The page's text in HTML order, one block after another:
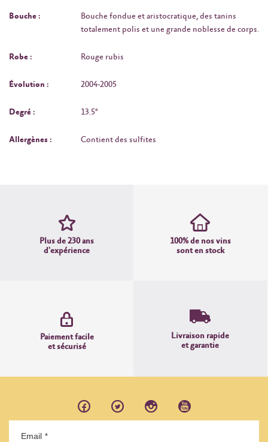
Bouche :
Bouche fondue et aristocratique, des tanins
totalement polis et une grande noblesse de corps.
Robe : Rouge rubis
Évolution : 2004-2005
Degré : 13.5°
Allergènes : Contient des sulfites
Plus de 230 ans
d'expérience
100% de nos vins
sont en stock
Paiement facile
et sécurisé
Livraison rapide
et garantie
Email *